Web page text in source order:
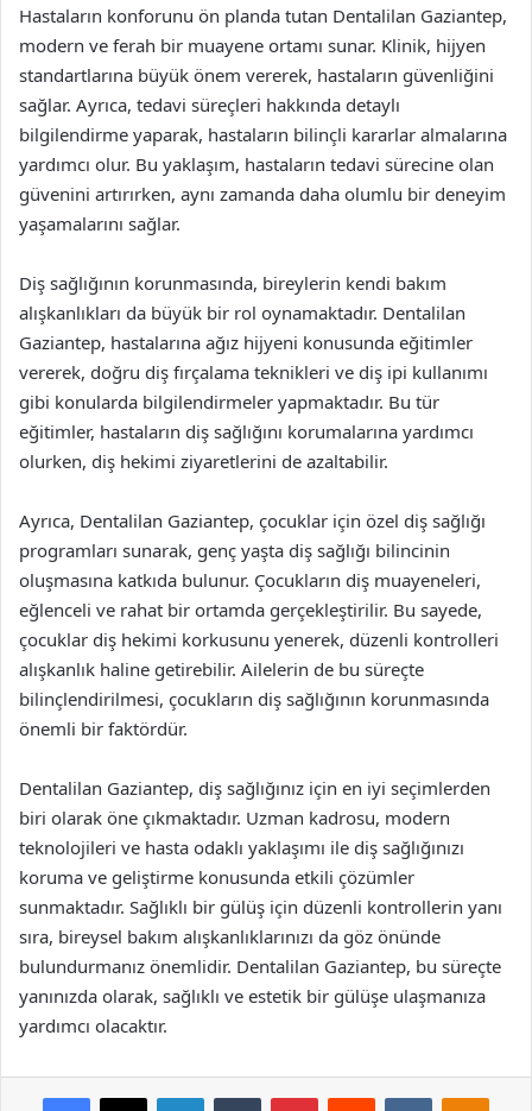
Hastaların konforunu ön planda tutan Dentalilan Gaziantep,
modern ve ferah bir muayene ortamı sunar. Klinik, hijyen
standartlarına büyük önem vererek, hastaların güvenliğini
sağlar. Ayrıca, tedavi süreçleri hakkında detaylı
bilgilendirme yaparak, hastaların bilinçli kararlar almalarına
yardımcı olur. Bu yaklaşım, hastaların tedavi sürecine olan
güvenini artırırken, aynı zamanda daha olumlu bir deneyim
yaşamalarını sağlar.
Diş sağlığının korunmasında, bireylerin kendi bakım
alışkanlıkları da büyük bir rol oynamaktadır. Dentalilan
Gaziantep, hastalarına ağız hijyeni konusunda eğitimler
vererek, doğru diş fırçalama teknikleri ve diş ipi kullanımı
gibi konularda bilgilendirmeler yapmaktadır. Bu tür
eğitimler, hastaların diş sağlığını korumalarına yardımcı
olurken, diş hekimi ziyaretlerini de azaltabilir.
Ayrıca, Dentalilan Gaziantep, çocuklar için özel diş sağlığı
programları sunarak, genç yaşta diş sağlığı bilincinin
oluşmasına katkıda bulunur. Çocukların diş muayeneleri,
eğlenceli ve rahat bir ortamda gerçekleştirilir. Bu sayede,
çocuklar diş hekimi korkusunu yenerek, düzenli kontrolleri
alışkanlık haline getirebilir. Ailelerin de bu süreçte
bilinçlendirilmesi, çocukların diş sağlığının korunmasında
önemli bir faktördür.
Dentalilan Gaziantep, diş sağlığınız için en iyi seçimlerden
biri olarak öne çıkmaktadır. Uzman kadrosu, modern
teknolojileri ve hasta odaklı yaklaşımı ile diş sağlığınızı
koruma ve geliştirme konusunda etkili çözümler
sunmaktadır. Sağlıklı bir gülüş için düzenli kontrollerin yanı
sıra, bireysel bakım alışkanlıklarınızı da göz önünde
bulundurmanız önemlidir. Dentalilan Gaziantep, bu süreçte
yanınızda olarak, sağlıklı ve estetik bir gülüşe ulaşmanıza
yardımcı olacaktır.
Facebook
X LinkedInTumblr PinterestReddit VKontakte